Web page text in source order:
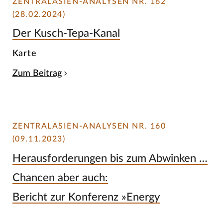
(28.02.2024)
Der Kusch-Tepa-Kanal
Karte
Zum Beitrag
ZENTRALASIEN-ANALYSEN NR. 160
(09.11.2023)
Herausforderungen bis zum Abwinken …
Chancen aber auch:
Bericht zur Konferenz »Energy